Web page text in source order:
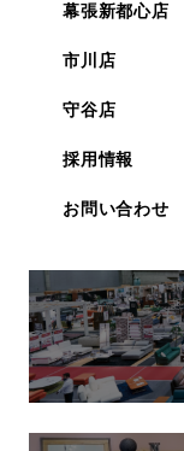
幕張新都心店
市川店
守谷店
採用情報
お問い合わせ